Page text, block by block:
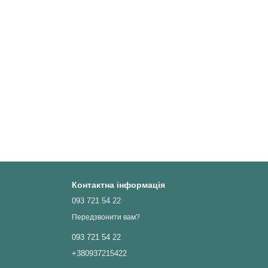
Контактна інформація
093 721 54 22
Передзвонити вам?
093 721 54 22
+380937215422